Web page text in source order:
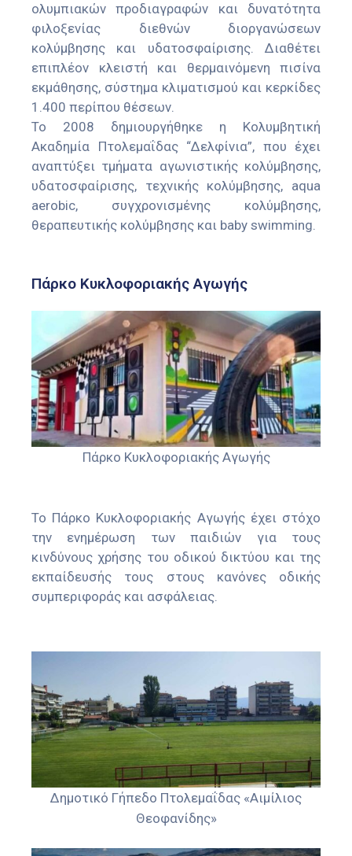
ολυμπιακών προδιαγραφών και δυνατότητα
φιλοξενίας διεθνών διοργανώσεων
κολύμβησης και υδατοσφαίρισης. Διαθέτει
επιπλέον κλειστή και θερμαινόμενη πισίνα
εκμάθησης, σύστημα κλιματισμού και κερκίδες
1.400 περίπου θέσεων.
Το 2008 δημιουργήθηκε η Κολυμβητική
Ακαδημία Πτολεμαΐδας “Δελφίνια”, που έχει
αναπτύξει τμήματα αγωνιστικής κολύμβησης,
υδατοσφαίρισης, τεχνικής κολύμβησης, aqua
aerobic, συγχρονισμένης κολύμβησης,
θεραπευτικής κολύμβησης και baby swimming.
Πάρκο Κυκλοφοριακής Αγωγής
Πάρκο Κυκλοφοριακής Αγωγής
Το Πάρκο Κυκλοφοριακής Αγωγής έχει στόχο
την ενημέρωση των παιδιών για τους
κινδύνους χρήσης του οδικού δικτύου και της
εκπαίδευσής τους στους κανόνες οδικής
συμπεριφοράς και ασφάλειας.
Δημοτικό Γήπεδο Πτολεμαΐδας «Αιμίλιος
Θεοφανίδης»